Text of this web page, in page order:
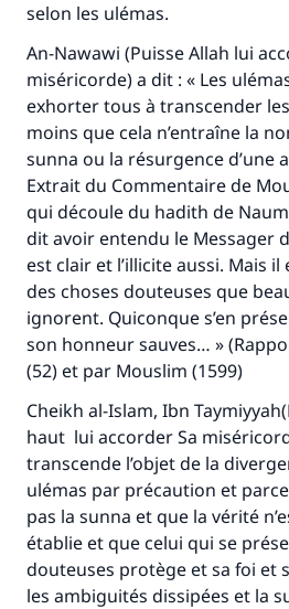
selon les ulémas.
An-Nawawi (Puisse Allah lui
miséricorde) a dit : « Les
exhorter tous à transcender
moins que cela n’entraîne la
sunna ou la résurgence d’une
Extrait du Commentaire de
qui découle du hadith de
dit avoir entendu le Messager
est clair et l’illicite aussi. Mais
des choses douteuses que
ignorent. Quiconque s’en
son honneur sauves… »
(52) et par Mouslim (1599)
Cheikh al-Islam, Ibn
haut lui accorder Sa
transcende l’objet de la
ulémas par précaution et
pas la sunna et que la vérité
établie et que celui qui se
douteuses protège et sa foi et
les ambiguités dissipées et la
Faites une différence
millions de
Aidez nous à apporter